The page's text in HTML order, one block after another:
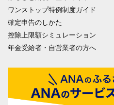
ワンストップ特例制度ガイド
確定申告のしかた
控除上限額シミュレーション
年金受給者・自営業者の方へ